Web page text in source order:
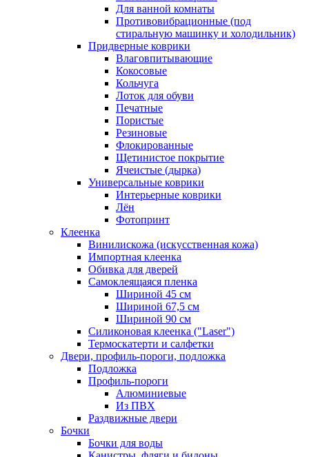
Для ванной комнаты
Противовибрационные (под
стиральную машинку и холодильник)
Придверные коврики
Влаговпитывающие
Кокосовые
Кольчуга
Лоток для обуви
Печатные
Пористые
Резиновые
Флокированные
Щетинистое покрытие
Ячеистые (дырка)
Универсальные коврики
Интерьерные коврики
Лён
Фотопринт
Клеенка
Винилискожа (искусственная кожа)
Импортная клеенка
Обивка для дверей
Самоклеящаяся пленка
Шириной 45 см
Шириной 67,5 см
Шириной 90 см
Силиконовая клеенка ("Laser")
Термоскатерти и салфетки
Двери, профиль-пороги, подложка
Подложка
Профиль-пороги
Алюминиевые
Из ПВХ
Раздвижные двери
Бочки
Бочки для воды